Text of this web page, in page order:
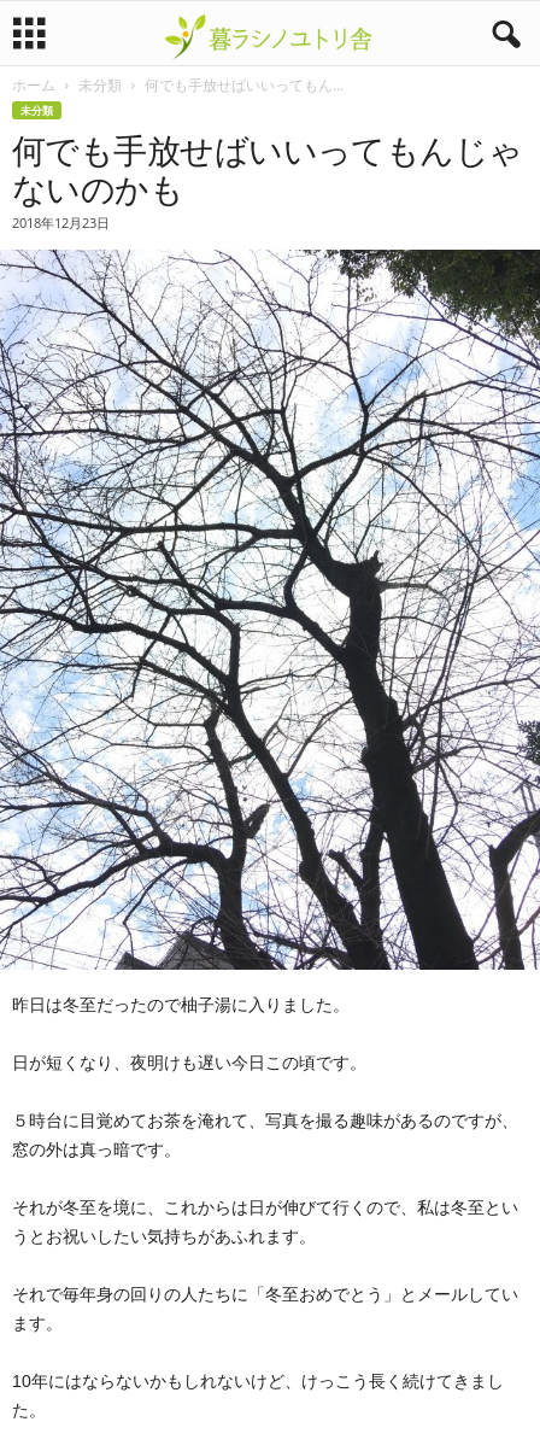
暮
ラ
シ
ノ
ユ
ト
リ
舎
ホーム 未分類 何でも手放せばいいってもん...
未分類
何でも手放せばいいってもんじゃ
ないのかも
2018年12月23日
昨日は冬至だったので柚子湯に入りました。
日が短くなり、夜明けも遅い今日この頃です。
５時台に目覚めてお茶を淹れて、写真を撮る趣味があるのですが、
窓の外は真っ暗です。
それが冬至を境に、これからは日が伸びて行くので、私は冬至とい
うとお祝いしたい気持ちがあふれます。
それで毎年身の回りの人たちに「冬至おめでとう」とメールしてい
ます。
10年にはならないかもしれないけど、けっこう長く続けてきまし
た。